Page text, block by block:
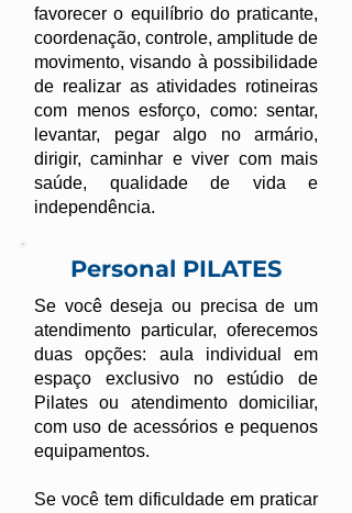
favorecer o equilíbrio do praticante,
coordenação, controle, amplitude de
movimento, visando à possibilidade
de realizar as atividades rotineiras
com menos esforço, como: sentar,
levantar, pegar algo no armário,
dirigir, caminhar e viver com mais
saúde, qualidade de vida e
independência.
Personal PILATES
Se você deseja ou precisa de um
atendimento particular, oferecemos
duas opções: aula individual em
espaço exclusivo no estúdio de
Pilates ou atendimento domiciliar,
com uso de acessórios e pequenos
equipamentos.
Se você tem dificuldade em praticar